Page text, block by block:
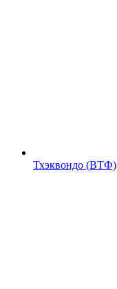
Тхэквондо (ВТФ)